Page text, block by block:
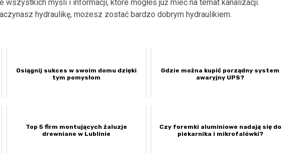
wszystkich myśli i informacji, które mogłeś już mieć na temat kanalizacji.
hydraulikę, możesz zostać bardzo dobrym hydraulikiem.
Osiągnij sukces w swoim domu dzięki
tym pomysłom
Gdzie można kupić porządny system
awaryjny UPS?
Top 5 firm montujących żaluzje
drewniane w Lublinie
Czy foremki aluminiowe nadają się do
piekarnika i mikrofalówki?